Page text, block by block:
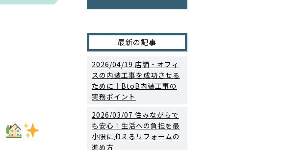
最新の記事
2026/04/19 店舗・オフィ
スの内装工事を成功させる
ために｜BtoB内装工事の
実務ポイント
2026/03/07 住みながらで
も安心！生活への負担を最
小限に抑えるリフォームの
進め方